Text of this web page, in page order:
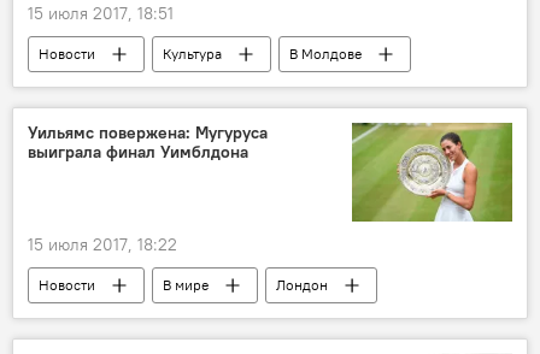
15 июля 2017, 18:51
Новости Культура
В Молдове
Общество
Кишинев
Узнай Молдову!
Новости Кишинева
Уильямс повержена: Мугуруса
выиграла финал Уимблдона
15 июля 2017, 18:22
Новости В мире
Лондон
Уимблдон
победа
титул